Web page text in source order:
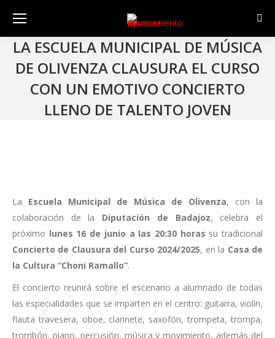
LA ESCUELA MUNICIPAL DE MÚSICA
DE OLIVENZA CLAUSURA EL CURSO
CON UN EMOTIVO CONCIERTO
LLENO DE TALENTO JOVEN
La Escuela Municipal de Música de Olivenza, con la
colaboración de la Diputación de Badajoz, celebra el
próximo lunes 16 de junio a las 20:30 horas su tradicional
Concierto de Clausura del Curso 2024/2025, en la Casa de
la Cultura “Choni Ramallo”.
El concierto reunirá sobre el escenario a alumnado de todas
las especialidades que se imparten en el centro: guitarra, violín,
flauta travesera, oboe, clarinete, saxofón, trompeta, trompa,
trombón, piano, percusión, música y movimiento, además del